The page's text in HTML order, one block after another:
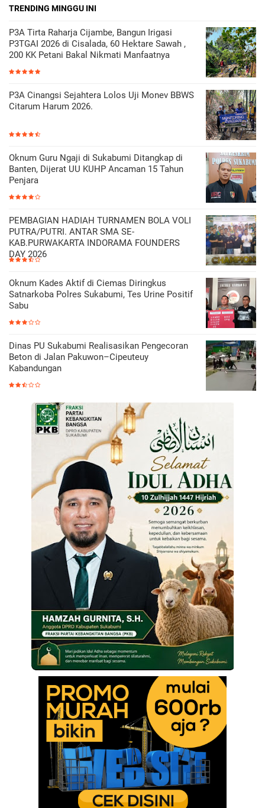
TRENDING MINGGU INI
P3A Tirta Raharja Cijambe, Bangun Irigasi
P3TGAI 2026 di Cisalada, 60 Hektare Sawah ,
200 KK Petani Bakal Nikmati Manfaatnya
P3A Cinangsi Sejahtera Lolos Uji Monev BBWS
Citarum Harum 2026.
Oknum Guru Ngaji di Sukabumi Ditangkap di
Banten, Dijerat UU KUHP Ancaman 15 Tahun
Penjara
PEMBAGIAN HADIAH TURNAMEN BOLA VOLI
PUTRA/PUTRI. ANTAR SMA SE-
KAB.PURWAKARTA INDORAMA FOUNDERS
DAY 2026
Oknum Kades Aktif di Ciemas Diringkus
Satnarkoba Polres Sukabumi, Tes Urine Positif
Sabu
Dinas PU Sukabumi Realisasikan Pengecoran
Beton di Jalan Pakuwon–Cipeuteuy
Kabandungan